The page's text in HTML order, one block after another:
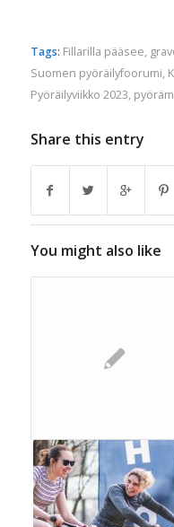
Tags: Fillarilla pääsee,
Suomen pyöräilyfoorumi,
Pyöräilyviikko 2023,
Share this entry
You might also like